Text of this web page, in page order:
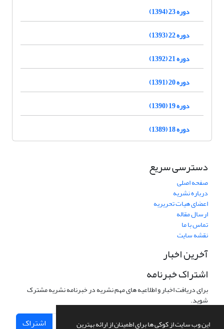
این وب سایت از کوکی ها برای اطمینان از ارائه بهترین
دوره 23 (1394)
دوره 22 (1393)
دوره 21 (1392)
دوره 20 (1391)
دوره 19 (1390)
دوره 18 (1389)
دسترسی سریع
صفحه اصلی
درباره نشریه
اعضای هیات تحریریه
ارسال مقاله
تماس با ما
نقشه سایت
آخرین اخبار
اشتراک خبرنامه
برای دریافت اخبار و اطلاعیه های مهم نشریه در خبرنامه نشریه مشترک
شوید.
اشتراک